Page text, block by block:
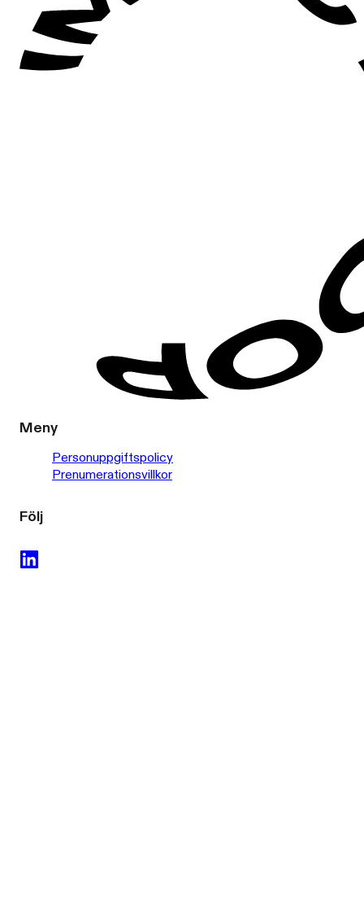
Meny
Personuppgiftspolicy
Prenumerationsvillkor
Följ